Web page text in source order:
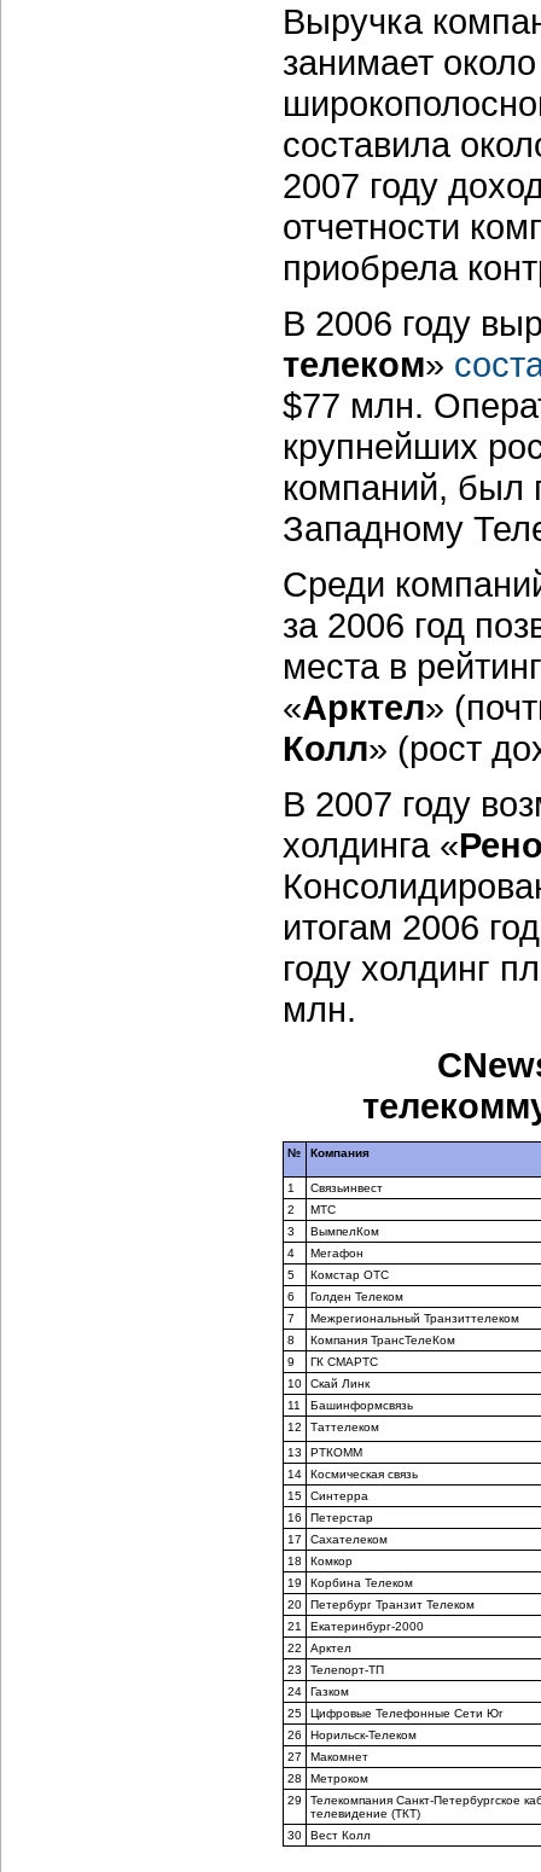
Выручка
занимает
составила
2007 году
отчетности
приобрела
В 2006 году
телеком»
$77 млн.
крупнейших
компаний, был
Западному
Среди
за 2006 год
места в
«Арктел»
Колл» (рост
В 2007 году
холдинга «
итогам 2006
году холдинг
млн.
№ Компания
1
Связьинвест
2
МТС
3
ВымпелКом
4
Мегафон
5
Комстар ОТС
6
Голден Телеком
7
Межрегиональный Транзиттелеком
8
Компания ТрансТелеКом
9
ГК СМАРТС
10
Скай Линк
11
Башинформсвязь
12
Таттелеком
13
РТКОММ
14
Космическая связь
15
Синтерра
16
Петерстар
17
Сахателеком
18
Комкор
19
Корбина Телеком
20
Петербург Транзит Телеком
21
Екатеринбург-2000
22
Арктел
23
Телепорт-ТП
24
Газком
25
Цифровые Телефонные Сети Юг
26
Норильск-Телеком
27
Макомнет
28
Метроком
29
Телекомпания Санкт-Петербургское
телевидение (ТКТ)
30
Вест Колл